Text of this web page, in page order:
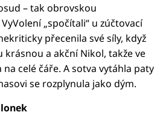
– tak obrovskou
„spočítali“ u zúčtovací
přecenila své síly, když
krásnou a akční Nikol, takže ve
celé čáře. A sotva vytáhla paty
se rozplynula jako dým.